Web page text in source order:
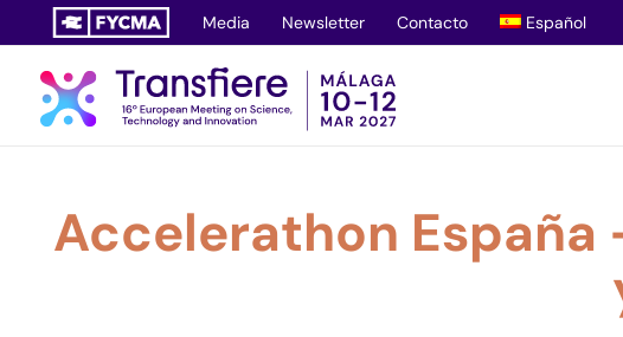
Saltar
al
contenido
Media Newsletter Contacto Español
Accelerathon España